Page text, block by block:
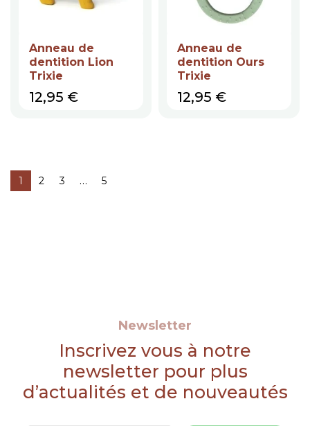
Anneau de
dentition Lion
Trixie
Prix
12,95 €
Anneau de
dentition Ours
Trixie
Prix
12,95 €
1 2 3 … 5
Newsletter
Inscrivez vous à notre
newsletter pour plus
d’actualités et de nouveautés